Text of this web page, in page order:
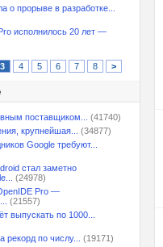
о прорыве в разработке...
исполнилось 20 лет —
3 4 5 6 7 8 >
поставщиком...
(41740)
крупнейшая...
(34877)
Google требуют...
стал заметно
(24978)
Pro —
(21557)
выпускать по 1000...
рекорд по числу...
(19171)